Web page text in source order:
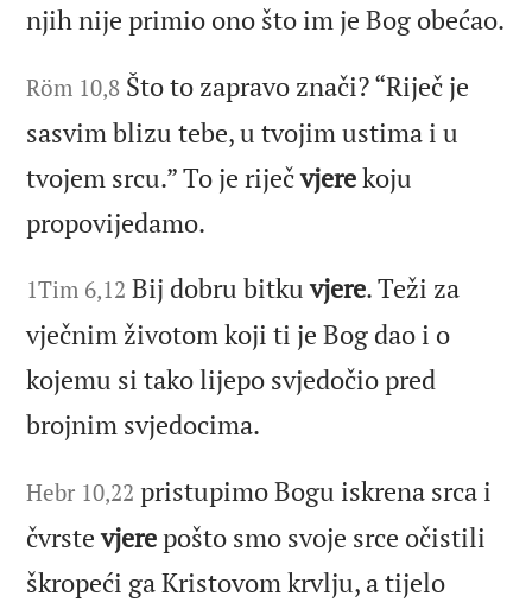
njih nije primio ono što im je Bog obećao.
Röm 10,8 Što to zapravo znači? “Riječ je
sasvim blizu tebe, u tvojim ustima i u
tvojem srcu.” To je riječvjerekoju
propovijedamo.
1Tim 6,12 Bij dobru bitkuvjere. Teži za
vječnim životom koji ti je Bog dao i o
kojemu si tako lijepo svjedočio pred
brojnim svjedocima.
Hebr 10,22 pristupimo Bogu iskrena srca i
čvrstevjerepošto smo svoje srce očistili
škropeći ga Kristovom krvlju, a tijelo